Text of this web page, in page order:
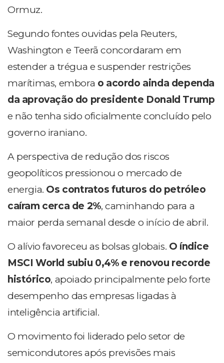
Ormuz.
Segundo fontes ouvidas pela Reuters,
Washington e Teerã concordaram em
estender a trégua e suspender restrições
marítimas, embora o acordo ainda dependa
da aprovação do presidente Donald Trump
e não tenha sido oficialmente concluído pelo
governo iraniano.
A perspectiva de redução dos riscos
geopolíticos pressionou o mercado de
energia. Os contratos futuros do petróleo
caíram cerca de 2%, caminhando para a
maior perda semanal desde o início de abril.
O alívio favoreceu as bolsas globais. O índice
MSCI World subiu 0,4% e renovou recorde
histórico, apoiado principalmente pelo forte
desempenho das empresas ligadas à
inteligência artificial.
O movimento foi liderado pelo setor de
semicondutores após previsões mais